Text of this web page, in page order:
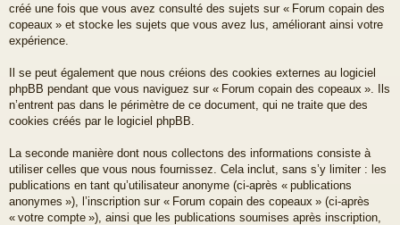
créé une fois que vous avez consulté des sujets sur « Forum copain des
copeaux » et stocke les sujets que vous avez lus, améliorant ainsi votre
expérience.
Il se peut également que nous créions des cookies externes au logiciel
phpBB pendant que vous naviguez sur « Forum copain des copeaux ». Ils
n’entrent pas dans le périmètre de ce document, qui ne traite que des
cookies créés par le logiciel phpBB.
La seconde manière dont nous collectons des informations consiste à
utiliser celles que vous nous fournissez. Cela inclut, sans s’y limiter : les
publications en tant qu’utilisateur anonyme (ci-après « publications
anonymes »), l’inscription sur « Forum copain des copeaux » (ci-après
« votre compte »), ainsi que les publications soumises après inscription,